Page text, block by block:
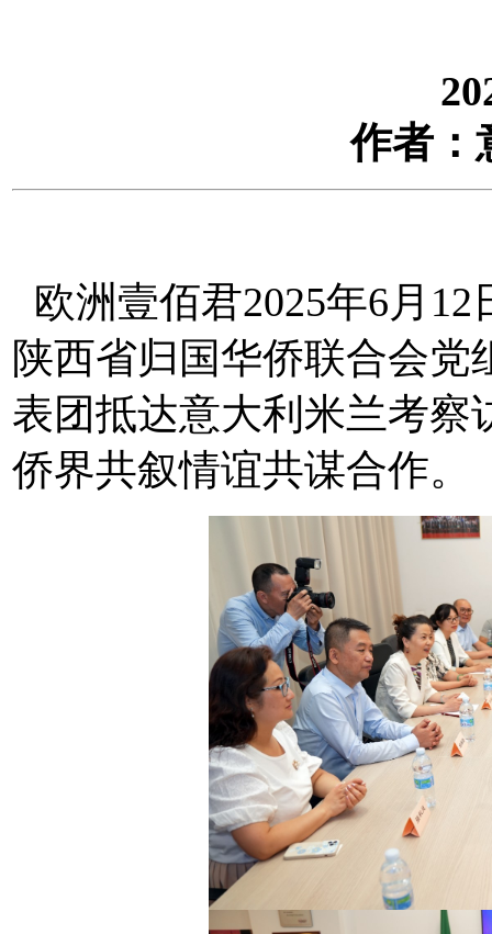
作者：
欧洲壹佰君2025年6月
陕西省归国华侨联合会
表团抵达意大利米兰考察
侨界共叙情谊共谋合作。